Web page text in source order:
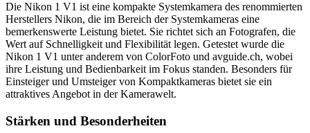
Die Nikon 1 V1 ist eine kompakte Systemkamera des renommierten
Herstellers Nikon, die im Bereich der Systemkameras eine
bemerkenswerte Leistung bietet. Sie richtet sich an Fotografen, die
Wert auf Schnelligkeit und Flexibilität legen. Getestet wurde die
Nikon 1 V1 unter anderem von ColorFoto und avguide.ch, wobei
ihre Leistung und Bedienbarkeit im Fokus standen. Besonders für
Einsteiger und Umsteiger von Kompaktkameras bietet sie ein
attraktives Angebot in der Kamerawelt.
Stärken und Besonderheiten